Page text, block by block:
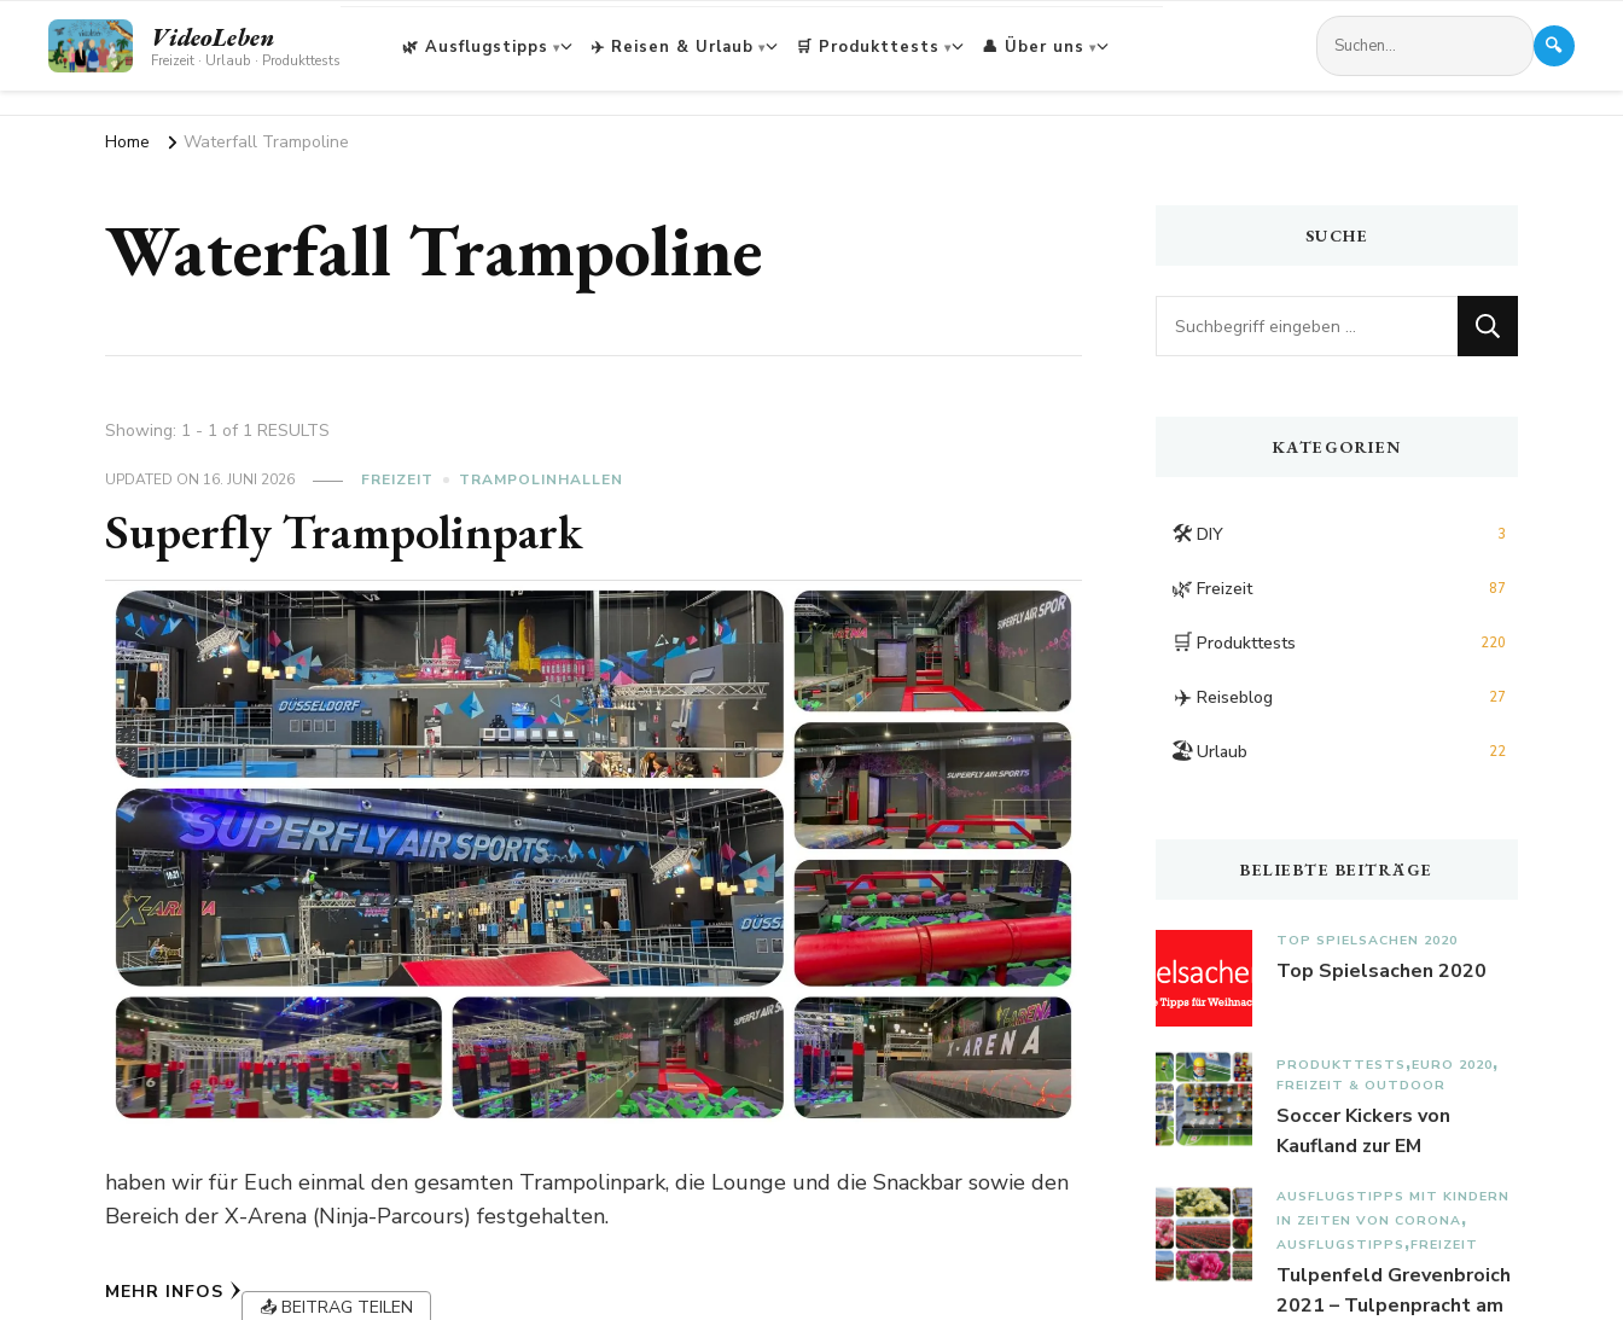
VideoLeben
Freizeit · Urlaub · Produkttests
🌿 Ausflugstipps ✈️ Reisen & Urlaub 🛒 Produkttests 👤 Über uns 🔍
Home Waterfall Trampoline
Waterfall Trampoline
Showing: 1 - 1 of 1 RESULTS
UPDATED ON 16. JUNI 2026 FREIZEIT TRAMPOLINHALLEN
Superfly Trampolinpark
haben wir für Euch einmal den gesamten Trampolinpark, die Lounge und die Snackbar sowie den
Bereich der X-Arena (Ninja-Parcours) festgehalten.
MEHR INFOS
📤 BEITRAG TEILEN
SUCHE
Looking
for
KATEGORIEN
🛠️ DIY 3
🌿 Freizeit 87
🛒 Produkttests 220
✈️ Reiseblog 27
🏖️Urlaub 22
BELIEBTE BEITRÄGE
TOP SPIELSACHEN 2020
Top Spielsachen 2020
PRODUKTTESTS EURO 2020
FREIZEIT & OUTDOOR
Soccer Kickers von
Kaufland zur EM
AUSFLUGSTIPPS MIT KINDERN
IN ZEITEN VON CORONA
AUSFLUGSTIPPS FREIZEIT
Tulpenfeld Grevenbroich
2021 – Tulpenpracht am